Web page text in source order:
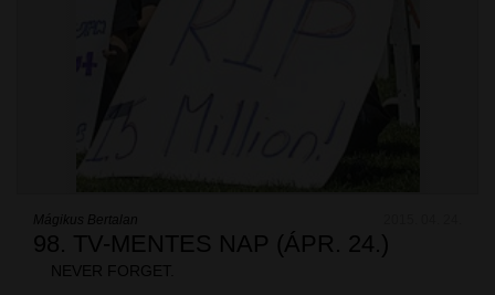
Mágikus Bertalan
98. TV-MENTES NAP (ÁPR. 24.)
NEVER FORGET.